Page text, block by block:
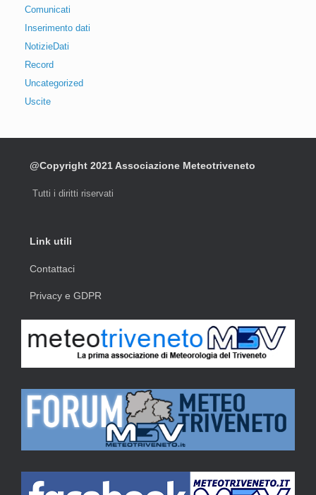
Comunicati
Inserimento dati
NotizieDati
Record
Uncategorized
Uscite
@Copyright 2021 Associazione Meteotriveneto
Tutti i diritti riservati
Link utili
Contattaci
Privacy e GDPR